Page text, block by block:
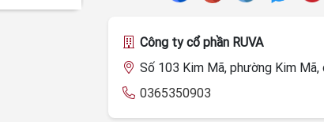
Công ty cổ phần RUVA
Số 103 Kim Mã, phường Kim Mã,
0365350903